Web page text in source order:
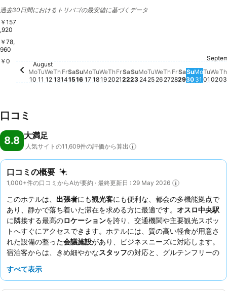
過去30日間におけるトリバゴの最安値に基づくデータ
￥157
,920
￥78,
960
￥0
Monday, August 10
￥48,524
August
Mo
10
Tuesday, August 11
￥58,762
Tu
11
Wednesday, August 12
￥64,069
We
12
Thursday, August 13
￥57,701
Th
13
Fr
14
Sa
15
Sunday, August 16
￥40,883
Su
16
Mo
17
Tuesday, August 18
￥57,788
Tu
18
Wednesday, August 19
￥68,867
We
19
Thursday, August 20
￥58,518
Th
20
Fr
21
Saturday, August 22
Sa
22
Sunday, August 23
￥40,205
Su
23
Monday, August 24
Mo
24
Tuesday, August 25
￥60,589
Tu
25
Wednesday,
￥76,411
We
26
Thursday,
￥70,929
Th
27
Friday,
￥56,262
Fr
28
Saturday,
￥48,274
Sa
29
Sunday,
￥40,216
Su
30
￥
Mo
31
￥
Tu
01
￥
We
02
Th
03
口コミ
8.8 大満足
人気サイトの11,609件の評価から算出
口コミの概要
1,000+件の口コミからAIが要約 · 最終更新日 : 29 May 2026
このホテルは、 出張者にも観光客にも便利な、都会の多機能拠点で
あり、静かで落ち着いた滞在を求める方に最適です。 オスロ中央駅
に隣接する最高のロケーションを誇り、交通機関や主要観光スポッ
トへすぐにアクセスできます。ホテルには、質の高い軽食が用意さ
れた設備の整った会議施設があり、ビジネスニーズに対応します。
宿泊客からは、きめ細やかなスタッフの対応と、グルテンフリーの
ています。静かに過ごしたい場合は、庭園に面した部屋をリクエス
すべて表示